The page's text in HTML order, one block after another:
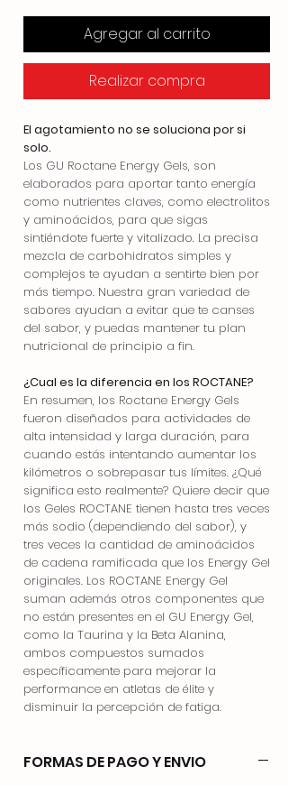
Agregar al carrito
Realizar compra
El agotamiento no se soluciona por si
solo.
Los GU Roctane Energy Gels, son
elaborados para aportar tanto energía
como nutrientes claves, como electrolitos
y aminoácidos, para que sigas
sintiéndote fuerte y vitalizado. La precisa
mezcla de carbohidratos simples y
complejos te ayudan a sentirte bien por
más tiempo. Nuestra gran variedad de
sabores ayudan a evitar que te canses
del sabor, y puedas mantener tu plan
nutricional de principio a fin.
¿Cual es la diferencia en los ROCTANE?
En resumen, los Roctane Energy Gels
fueron diseñados para actividades de
alta intensidad y larga duración, para
cuando estás intentando aumentar los
kilómetros o sobrepasar tus límites. ¿Qué
significa esto realmente? Quiere decir que
los Geles ROCTANE tienen hasta tres veces
más sodio (dependiendo del sabor), y
tres veces la cantidad de aminoácidos
de cadena ramificada que los Energy Gel
originales. Los ROCTANE Energy Gel
suman además otros componentes que
no están presentes en el GU Energy Gel,
como la Taurina y la Beta Alanina,
ambos compuestos sumados
específicamente para mejorar la
performance en atletas de élite y
disminuir la percepción de fatiga.
FORMAS DE PAGO Y ENVIO